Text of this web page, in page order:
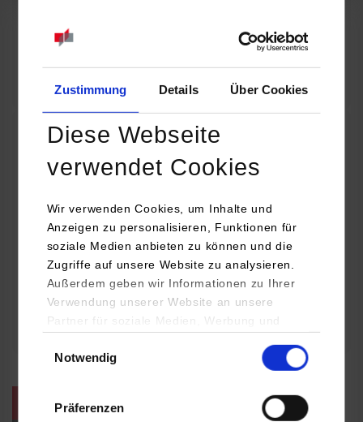
Zustimmung Details Über Cookies
Diese Webseite
verwendet Cookies
Wir verwenden Cookies, um Inhalte und
Anzeigen zu personalisieren, Funktionen für
soziale Medien anbieten zu können und die
Zugriffe auf unsere Website zu analysieren.
Außerdem geben wir Informationen zu Ihrer
Verwendung unserer Website an unsere
Partner für soziale Medien, Werbung und
YouTube, Google Maps) führen diese
Daten zusammen, die Sie ihnen bereitgestellt
haben oder die sie im Rahmen Ihrer Nutzung
Notwendig
Präferenzen
Online INDIS-Infoveranstaltung für Studierende
Zum Event
Technologietag: Clean Urban Transportation –
nachhaltige Mobilität im (sub)urbanen Umfeld
16.09.2026 - 17.09.2026
Im Mittelpunkt stehen elektrische Antriebe, moderne
Batterietechnologien und innovative Fahrzeugkonzepte für
nachhaltige Mobilität in Stadt und…
weitere Veranstaltungen / Termine